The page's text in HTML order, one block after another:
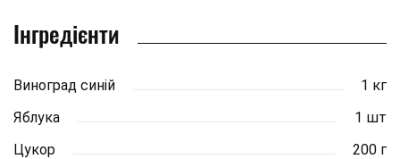
Інгредієнти
Виноград синій
1 кг
Яблука
1 шт
Цукор
200 г